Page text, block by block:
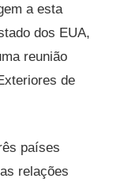
a esta
dos EUA,
reunião
de
países
relações